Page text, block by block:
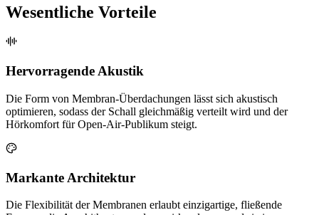
Wesentliche Vorteile
Hervorragende Akustik
Die Form von Membran-Überdachungen lässt sich akustisch
optimieren, sodass der Schall gleichmäßig verteilt wird und der
Hörkomfort für Open-Air-Publikum steigt.
Markante Architektur
Die Flexibilität der Membranen erlaubt einzigartige, fließende